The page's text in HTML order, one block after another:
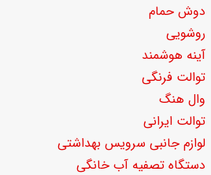
دوش حمام
روشویی
آینه هوشمند
توالت فرنگی
وال هنگ
توالت ایرانی
لوازم جانبی سرویس بهداشتی
دستگاه تصفیه آب خانگی